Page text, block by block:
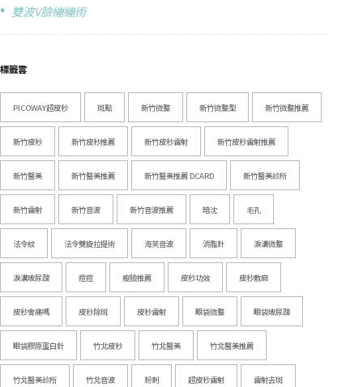
雙波V臉繃繃術
標籤雲
PICOWAY超皮秒 斑點 新竹微整 新竹微整型 新竹微整推薦
新竹皮秒 新竹皮秒推薦 新竹皮秒雷射 新竹皮秒雷射推薦
新竹醫美 新竹醫美推薦 新竹醫美推薦 DCARD 新竹醫美診所
新竹雷射 新竹音波 新竹音波推薦 暗沈 毛孔
法令紋 法令雙旋拉提術 海芙音波 消脂針 淚溝微整
淚溝玻尿酸 痘痘 瘦臉推薦 皮秒功效 皮秒敷麻
皮秒會痛嗎 皮秒除斑 皮秒雷射 眼袋微整 眼袋玻尿酸
眼袋膠原蛋白針 竹北皮秒 竹北醫美 竹北醫美推薦
竹北醫美診所 竹北音波 粉刺 超皮秒雷射 雷射去斑